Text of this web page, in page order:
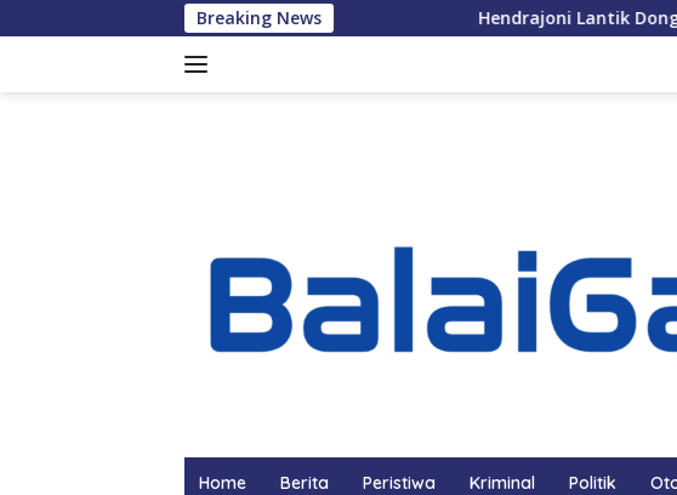
ke
Breaking News Hendrajoni Lantik Dongki Agung
Home Berita Peristiwa Kriminal Politik